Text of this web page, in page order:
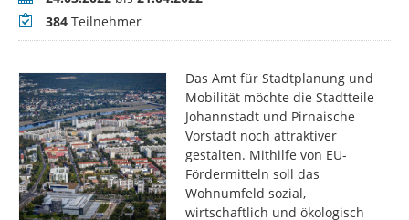
Teilnehmer
384 Teilnehmer
Das Amt für Stadtplanung und
Mobilität möchte die Stadtteile
Johannstadt und Pirnaische
Vorstadt noch attraktiver
gestalten. Mithilfe von EU-
Fördermitteln soll das
Wohnumfeld sozial,
wirtschaftlich und ökologisch